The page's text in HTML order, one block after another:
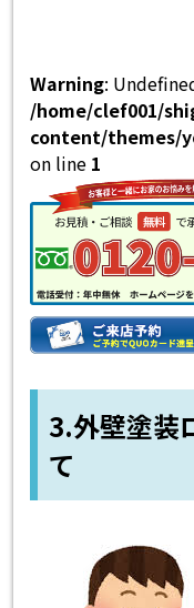
Warning:
/home/clef001/
content/themes/
on line 1
3.外壁塗装
て